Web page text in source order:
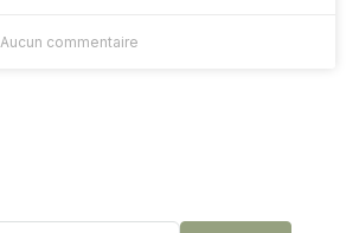
Aucun commentaire